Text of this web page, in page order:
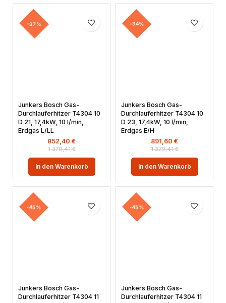
-37%
Junkers Bosch Gas-
Durchlauferhitzer T4304 10
D 21, 17,4kW, 10 l/min,
Erdgas L/LL
1.379,41€
852,40 €
In den Warenkorb
-34%
Junkers Bosch Gas-
Durchlauferhitzer T4304 10
D 23, 17,4kW, 10 l/min,
Erdgas E/H
1.379,41€
891,60 €
In den Warenkorb
-45%
Junkers Bosch Gas-
Durchlauferhitzer T4304 11
-45%
Junkers Bosch Gas-
Durchlauferhitzer T4304 11